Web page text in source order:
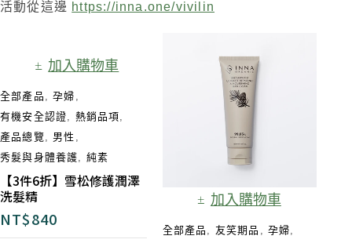
活動從這邊 https://inna.one/vivilin
加入購物車
全部產品 ,孕婦 ,
有機安全認證, 熱銷品項,
產品總覽, 男性 ,
秀髮與身體養護, 純素
【3件6折】雪松修護潤澤
洗髮精
NT$840
加入購物車
全部產品 友笑期品 ,孕婦